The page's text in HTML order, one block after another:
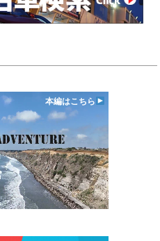
本編はこちら